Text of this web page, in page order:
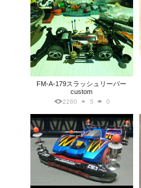
FM-A-179スラッシュリーパー
custom
2260 5 0